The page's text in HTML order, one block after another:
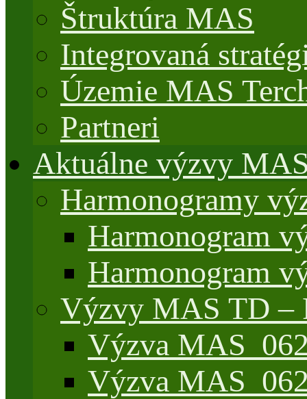
Štruktúra MAS
Integrovaná
Územie MAS
Partneri
Aktuálne výzvy
Harmonogramy
Harmonogram
Harmonogram
Výzvy MAS TD –
Výzva
Výzva